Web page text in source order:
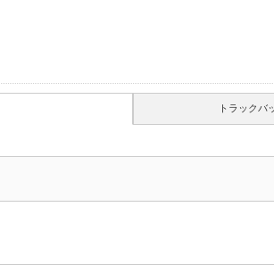
トラックバ